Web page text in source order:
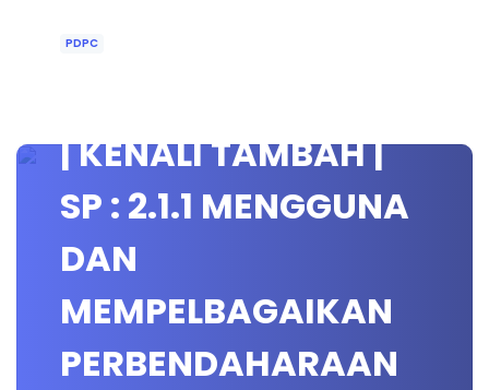
PDPC
| KENALI TAMBAH |
SP : 2.1.1 MENGGUNA
DAN
MEMPELBAGAIKAN
PERBENDAHARAAN